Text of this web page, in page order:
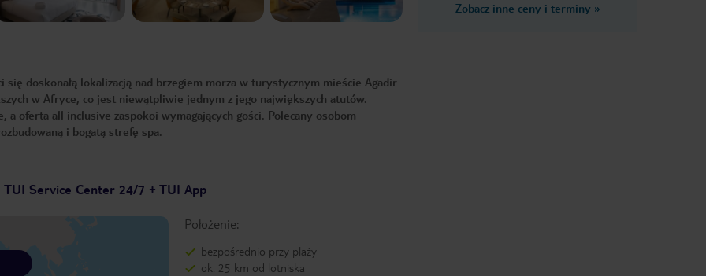
Zobacz inne ceny i terminy »
doskonałą lokalizacją nad brzegiem morza w turystycznym mieście Agadir
w Afryce, co jest niewątpliwie jednym z jego największych atutów.
a oferta all inclusive zaspokoi wymagających gości. Polecany osobom
i bogatą strefę spa.
TUI Service Center 24/7 + TUI App
Położenie:
bezpośrednio przy plaży
ok. 25 km od lotniska